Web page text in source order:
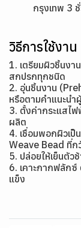
กรุงเทพ 3
วิธีการใช้งาน
1. เตรียมผิวชิ้นงา
สกปรกทุกชนิด
2. อุ่นชิ้นงาน
หรือตามคำแนะนำ
3. ตั้งค่ากระแสไ
ผลิต
4. เชื่อมพอกผิวเ
Weave Bead ที่ก
5. ปล่อยให้เย็นตัว
6. เคาะกากฟลักซ์
แข็ง